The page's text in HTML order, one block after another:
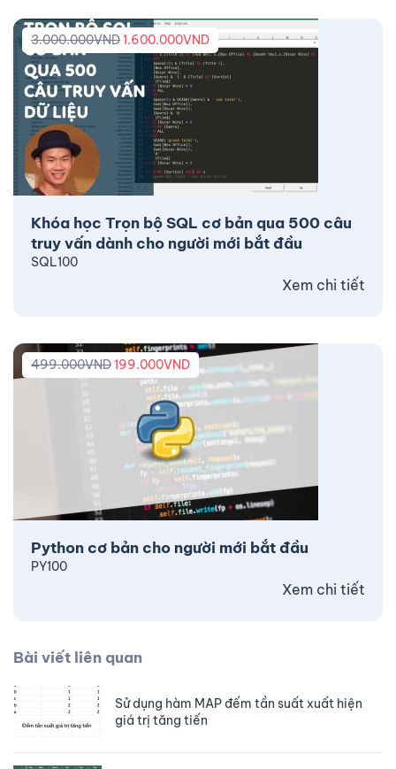
Khóa học Trọn bộ SQL cơ bản qua 500 câu
truy vấn dành cho người mới bắt đầu
3.000.000VND1.600.000VND
SQL100
Xem chi tiết
Python cơ bản cho người mới bắt đầu
499.000VND199.000VND
PY100
Xem chi tiết
Bài viết liên quan
Sử dụng hàm MAP đếm tần suất xuất hiện
giá trị tăng tiến